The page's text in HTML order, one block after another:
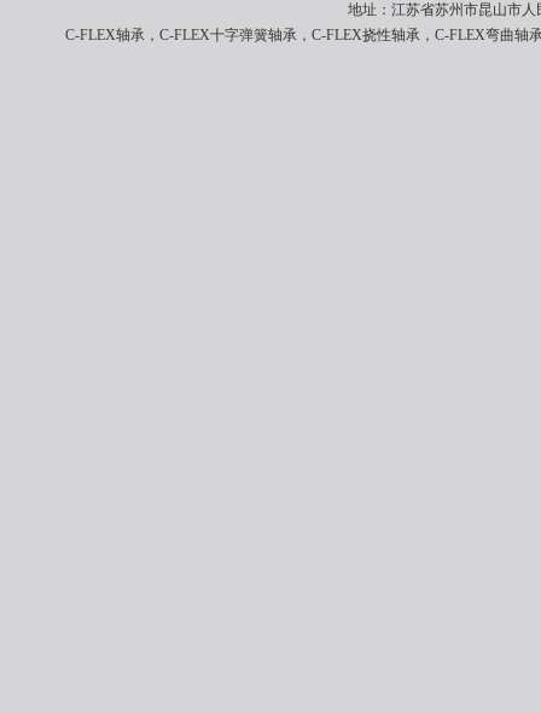
地址：江苏省苏州市昆山市人
C-FLEX轴承，C-FLEX十字弹簧轴承，C-FLEX挠性轴承，C-FLEX弯曲